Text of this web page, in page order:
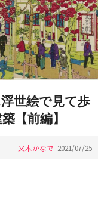
世絵で見て歩
【前編】
又木かなで 2021/07/25